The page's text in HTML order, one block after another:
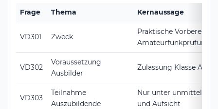
Frage Thema Kernaussage
VD301 Zweck
Praktische
Amateurfunkprüfung
VD302
Voraussetzung
Ausbilder
Zulassung Klasse A
VD303
Teilnahme
Auszubildende
Nur unter
und Aufsicht